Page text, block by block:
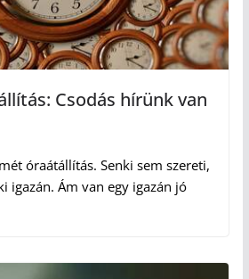
Csodás hírünk van
óraátállítás. Senki sem szereti,
igazán. Ám van egy igazán jó